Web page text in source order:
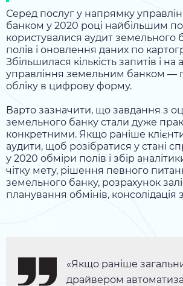
Серед послуг у напрямку
банком у 2020 році найбільшим
користувалися аудит земельного
полів і оновлення даних по
Збільшилася кількість запитів і
управління земельним банком —
обліку в цифрову форму.
Варто зазначити, що завдання з
земельного банку стали дуже
конкретними. Якщо раніше
аудити, щоб розібратися у стані
у 2020 обміри полів і збір
чітку мету, рішення певного
земельного банку, розрахунок
планування обмінів, консолідація
«Якщо раніше
драйвером